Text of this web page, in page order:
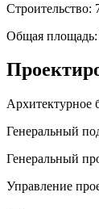
Строительство:
Общая площадь:
Архитектурное
Генеральный
Генеральный
Управление